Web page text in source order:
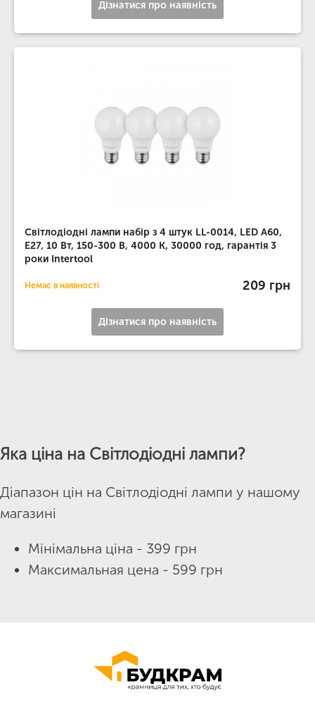
Дізнатися про наявність
Світлодіодні лампи набір з 4 штук LL-0014, LED A60,
E27, 10 Вт, 150-300 В, 4000 K, 30000 год, гарантія 3
роки Intertool
Немає в наявності 209 грн
Дізнатися про наявність
Яка ціна на Світлодіодні лампи?
Діапазон цін на Світлодіодні лампи у нашому
магазині
Мінімальна ціна - 399 грн
Максимальная цена - 599 грн